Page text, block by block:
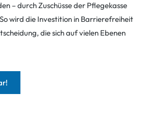
– durch Zuschüsse der Pflegekasse
wird die Investition in Barrierefreiheit
die sich auf vielen Ebenen